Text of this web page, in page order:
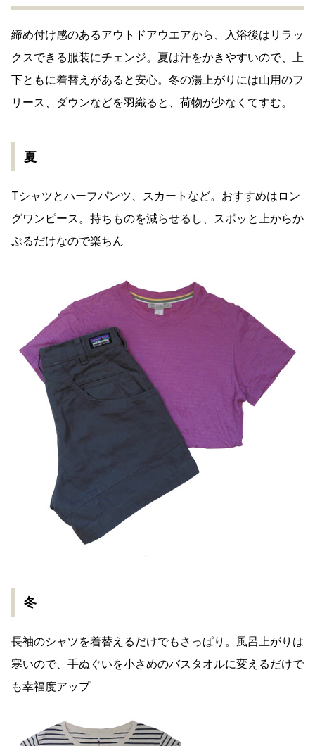
締め付け感のあるアウトドアウエアから、入浴後はリラッ
クスできる服装にチェンジ。夏は汗をかきやすいので、上
下ともに着替えがあると安心。冬の湯上がりには山用のフ
リース、ダウンなどを羽織ると、荷物が少なくてすむ。
夏
Tシャツとハーフパンツ、スカートなど。おすすめはロン
グワンピース。持ちものを減らせるし、スポッと上からか
ぶるだけなので楽ちん
冬​​
長袖のシャツを着替えるだけでもさっぱり。風呂上がりは
寒いので、手ぬぐいを小さめのバスタオルに変えるだけで
も幸福度アップ